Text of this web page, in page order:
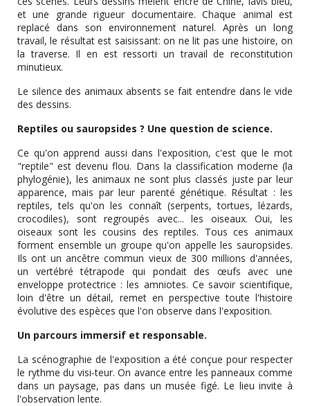
et une grande rigueur documentaire. Chaque animal est
replacé dans son environnement naturel. Après un long
travail, le résultat est saisissant: on ne lit pas une histoire, on
la traverse. Il en est ressorti un travail de reconstitution
minutieux.
Le silence des animaux absents se fait entendre dans le vide
des dessins.
Reptiles ou sauropsides ? Une question de science.
Ce qu'on apprend aussi dans l'exposition, c'est que le mot
"reptile" est devenu flou. Dans la classification moderne (la
phylogénie), les animaux ne sont plus classés juste par leur
apparence, mais par leur parenté génétique. Résultat : les
reptiles, tels qu'on les connaît (serpents, tortues, lézards,
crocodiles), sont regroupés avec... les oiseaux. Oui, les
oiseaux sont les cousins des reptiles. Tous ces animaux
forment ensemble un groupe qu'on appelle les sauropsides.
Ils ont un ancêtre commun vieux de 300 millions d'années,
un vertébré tétrapode qui pondait des œufs avec une
enveloppe protectrice : les amniotes. Ce savoir scientifique,
loin d'être un détail, remet en perspective toute l'histoire
évolutive des espèces que l'on observe dans l'exposition.
Un parcours immersif et responsable.
La scénographie de l'exposition a été conçue pour respecter
le rythme du visi-teur. On avance entre les panneaux comme
dans un paysage, pas dans un musée figé. Le lieu invite à
l'observation lente.